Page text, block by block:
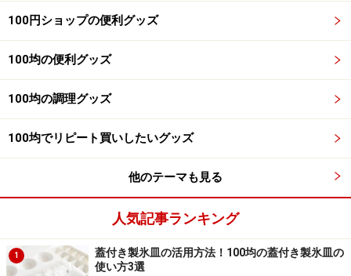
爆発的に人気商品となった、キャンドゥの珪藻土コースタ
ー。1枚100円
ドゥの珪藻土コースター。一時期は品切れも続いていま
したが、今は少し落ち着いてきており、いろいろな珪藻
土コースターが店頭に並んでいる日もあります。
■キャンドゥおすすめ商品2：冷凍から電子レンジ、蓋つ
きのまま使える食品保存容器
100円ショップの便利グッズ
100均の便利グッズ
100均の調理グッズ
100均でリピート買いしたいグッズ
他のテーマも見る
人気記事ランキング
1
蓋付き製氷皿の活用方法！100均の蓋付き製氷皿の
使い方3選